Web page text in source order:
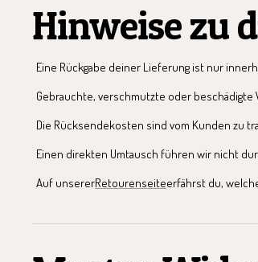
Hinweise zu
Eine Rückgabe deiner Lieferung ist nur
Gebrauchte, verschmutzte oder beschädigte
Die Rücksendekosten sind vom Kunden zu
Einen direkten Umtausch führen wir nicht
Auf unsererRetourenseiteerfährst du,